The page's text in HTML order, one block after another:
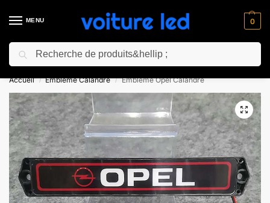
MENU 0
⚡ 10% de réduction pour les nouveaux clients avec le code “NC10”
Accueil / Embleme Calandre​ / Embleme Opel Calandre